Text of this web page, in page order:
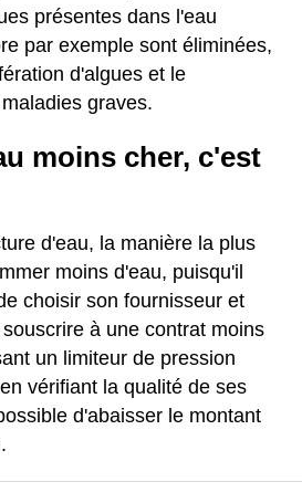
présentes dans l'eau
par exemple sont éliminées,
d'algues et le
graves.
moins cher, c'est
d'eau, la manière la plus
moins d'eau, puisqu'il
choisir son fournisseur et
à une contrat moins
un limiteur de pression
vérifiant la qualité de ses
d'abaisser le montant